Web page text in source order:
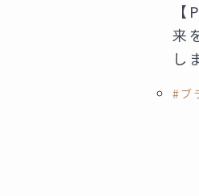
来
し
#ブ